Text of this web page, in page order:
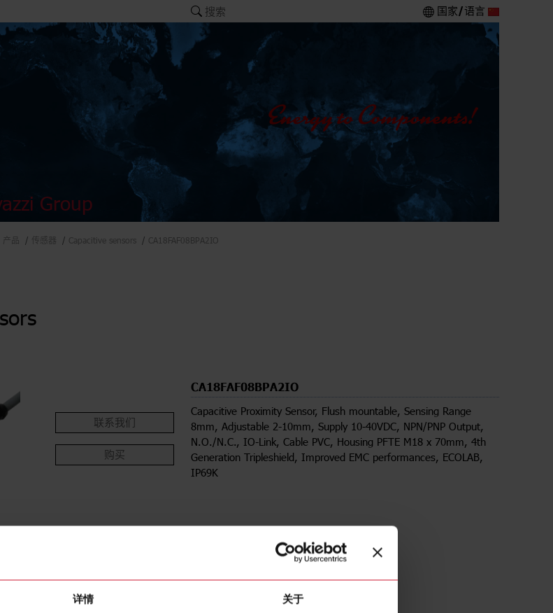
详情 关于
搜索 国家/语言
Group
产品 传感器 Capacitive sensors CA18FAF08BPA2IO
联系我们
购买
CA18FAF08BPA2IO
Capacitive Proximity Sensor, Flush mountable, Sensing Range
8mm, Adjustable 2-10mm, Supply 10-40VDC, NPN/PNP Output,
N.O./N.C., IO-Link, Cable PVC, Housing PFTE M18 x 70mm, 4th
Generation Tripleshield, Improved EMC performances, ECOLAB,
IP69K